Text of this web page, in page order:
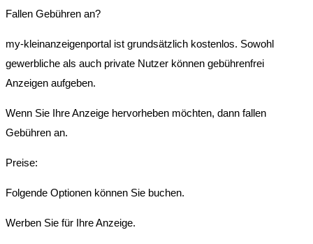
Fallen Gebühren an?
my-kleinanzeigenportal ist grundsätzlich kostenlos. Sowohl
gewerbliche als auch private Nutzer können gebührenfrei
Anzeigen aufgeben.
Wenn Sie Ihre Anzeige hervorheben möchten, dann fallen
Gebühren an.
Preise:
Folgende Optionen können Sie buchen.
Werben Sie für Ihre Anzeige.